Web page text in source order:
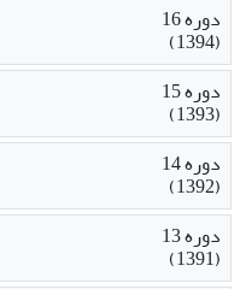
دوره 16
(1394)
دوره 15
(1393)
دوره 14
(1392)
دوره 13
(1391)